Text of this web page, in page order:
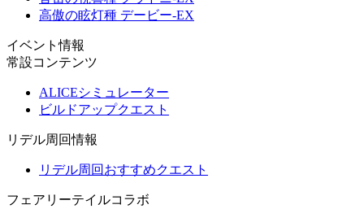
高傲の眩灯種 デービー-EX
イベント情報
常設コンテンツ
ALICEシミュレーター
ビルドアップクエスト
リデル周回情報
リデル周回おすすめクエスト
フェアリーテイルコラボ